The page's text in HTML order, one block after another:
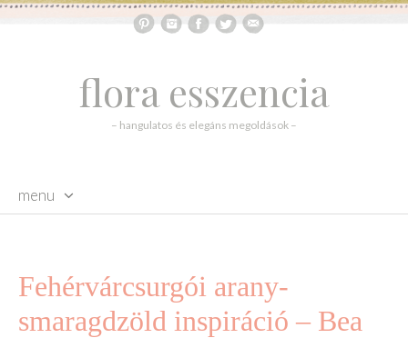
flora esszencia
– hangulatos és elegáns megoldások –
menu
Fehérvárcsurgói arany-
smaragdzöld inspiráció – Bea